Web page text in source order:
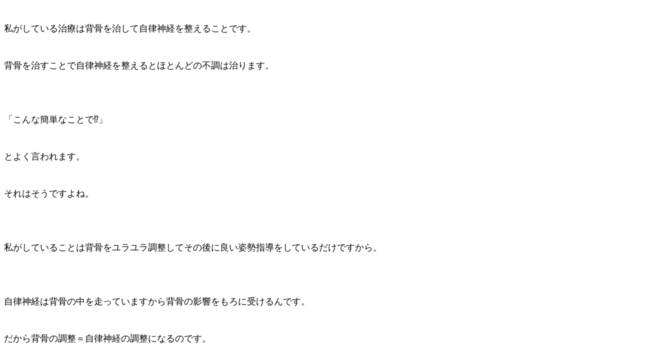
私がしている治療は背骨を治して自律神経を整えることです。
背骨を治すことで自律神経を整えるとほとんどの不調は治ります。
「こんな簡単なことで⁉️」
とよく言われます。
それはそうですよね。
私がしていることは背骨をユラユラ調整してその後に良い姿勢指導をしているだけですから。
自律神経は背骨の中を走っていますから背骨の影響をもろに受けるんです。
だから背骨の調整＝自律神経の調整になるのです。